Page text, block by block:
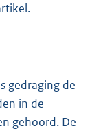
gedraging de
in de
gehoord. De